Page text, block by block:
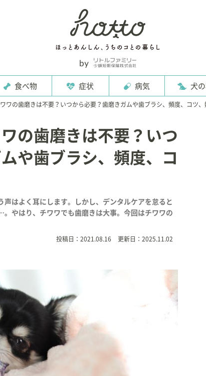
食べ物 症状 病気 犬
ワワの歯磨きは不要？いつから必要？歯磨きガムや歯ブラシ、頻度、コツ、
の歯磨きは不要？いつ
や歯ブラシ、頻度、コ
はよく耳にします。しかし、デンタルケアを怠ると
やはり、チワワでも歯磨きは大事。今回はチワワの
投稿日： 2021.08.16 更新日： 2025.11.02